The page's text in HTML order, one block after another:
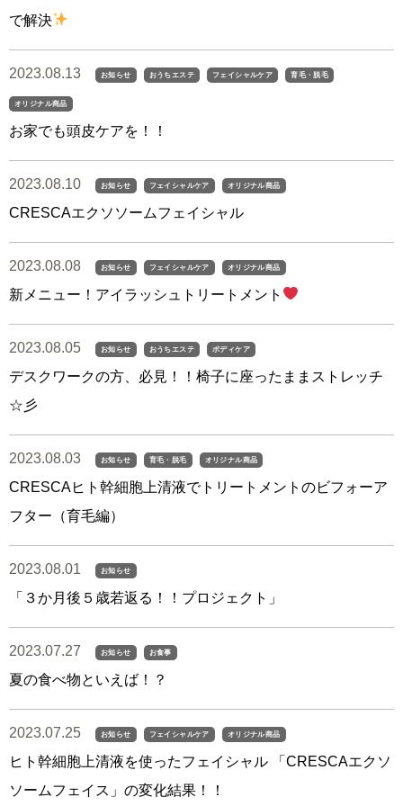
で解決
2023.08.13 お知らせ おうちエステ フェイシャルケア 育毛・脱毛
オリジナル商品
お家でも頭皮ケアを！！
2023.08.10 お知らせ フェイシャルケア オリジナル商品
CRESCAエクソソームフェイシャル
2023.08.08 お知らせ フェイシャルケア オリジナル商品
新メニュー！アイラッシュトリートメント
2023.08.05 お知らせ おうちエステ ボディケア
デスクワークの方、必見！！椅子に座ったままストレッチ
☆彡
2023.08.03 お知らせ 育毛・脱毛 オリジナル商品
CRESCAヒト幹細胞上清液でトリートメントのビフォーア
フター（育毛編）
2023.08.01 お知らせ
「３か月後５歳若返る！！プロジェクト」
2023.07.27 お知らせ お食事
夏の食べ物といえば！？
2023.07.25 お知らせ フェイシャルケア オリジナル商品
ヒト幹細胞上清液を使ったフェイシャル 「CRESCAエクソ
ソームフェイス」の変化結果！！